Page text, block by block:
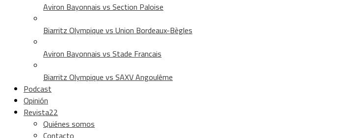
Aviron Bayonnais vs Section Paloise
Biarritz Olympique vs Union Bordeaux-Bègles
Aviron Bayonnais vs Stade Francais
Biarritz Olympique vs SAXV Angoulême
Podcast
Opinión
Revista22
Quiénes somos
Contacto